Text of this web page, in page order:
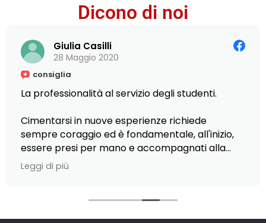
Dicono di noi
Giulia Casilli
28 Maggio 2020
consiglia
La professionalità al servizio degli studenti.
Cimentarsi in nuove esperienze richiede
sempre coraggio ed è fondamentale, all'inizio,
essere presi per mano e accompagnati alla
scoperta di piccole e grandi opportunità.
Ciò è stato possibile presso L'Istituto Armando
in Editoria, scrittura e comunicazione: la
gentilezza del personale nel fornirmi ogni tipo di
Leggi di più